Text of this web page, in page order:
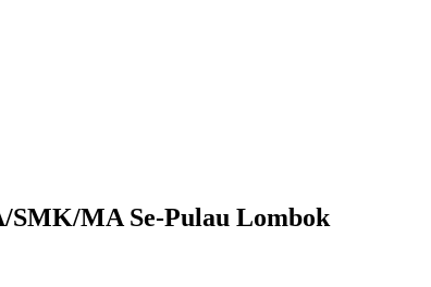
SMK/MA Se-Pulau Lombok